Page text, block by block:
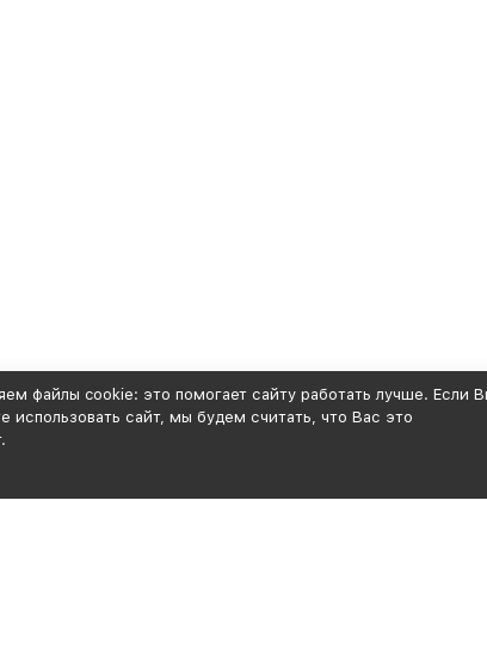
файлы cookie: это помогает сайту работать лучше. Если
использовать сайт, мы будем считать, что Вас это